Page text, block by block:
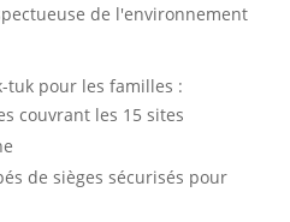
de l'environnement
tuk pour les familles :
couvrant les 15 sites
de sièges sécurisés pour